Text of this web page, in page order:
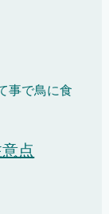
事で鳥に食
点